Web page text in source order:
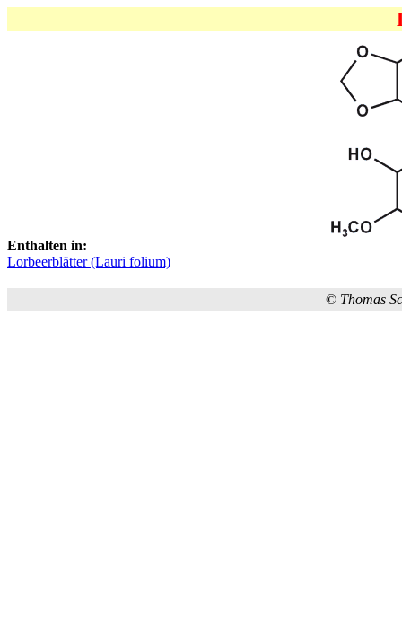
Enthalten in:
Lorbeerblätter (Lauri folium)
© Thomas